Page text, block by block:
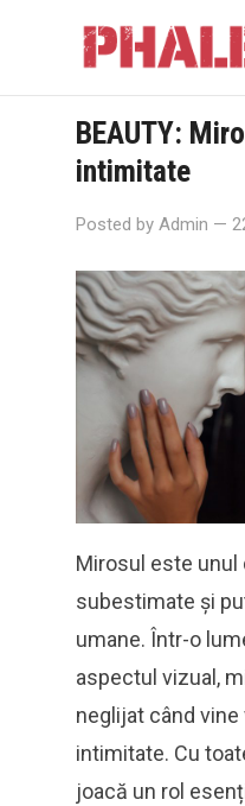
BEAUTY:
intimitate
Posted by Admin —
Mirosul este unul
subestimate și
umane. Într-o
aspectul vizual,
neglijat când
intimitate. Cu
joacă un rol